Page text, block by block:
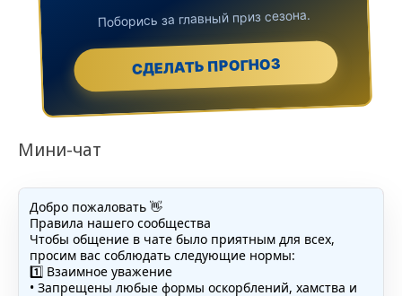
Поборись за главный приз сезона.
СДЕЛАТЬ ПРОГНОЗ
Мини-чат
Добро пожаловать 👋
Правила нашего сообщества
Чтобы общение в чате было приятным для всех,
просим вас соблюдать следующие нормы:
1️⃣ Взаимное уважение
• Запрещены любые формы оскорблений, хамства и